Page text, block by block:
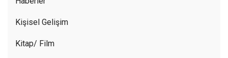
Kişisel Gelişim
Kitap/ Film